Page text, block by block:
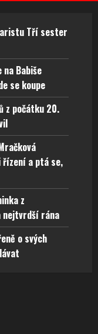
Tří sester
Babiše
se koupe
z počátku 20.
a ptá se,
z
rána
o svých